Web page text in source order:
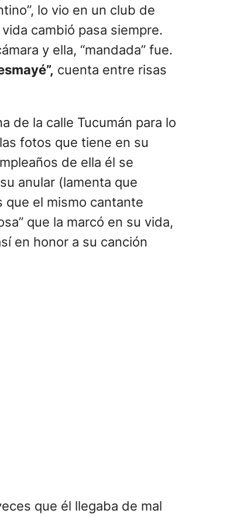
lo vio en un club de
cambió pasa siempre.
y ella, “mandada” fue.
cuenta entre risas
de la calle Tucumán para lo
fotos que tiene en su
de ella él se
anular (lamenta que
que el mismo cantante
que la marcó en su vida,
en honor a su canción
que él llegaba de mal